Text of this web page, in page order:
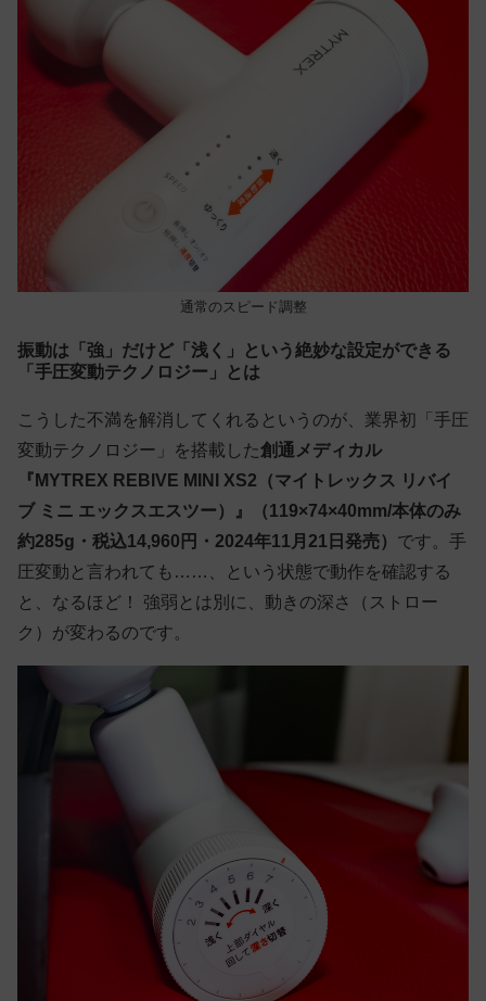
通常のスピード調整
振動は「強」だけど「浅く」という絶妙な設定ができる
「手圧変動テクノロジー」とは
こうした不満を解消してくれるというのが、業界初「手圧
変動テクノロジー」を搭載した創通メディカル
『MYTREX REBIVE MINI XS2（マイトレックス リバイ
ブ ミニ エックスエスツー）』（119×74×40mm/本体のみ
約285g・税込14,960円・2024年11月21日発売） です。手
圧変動と言われても……、という状態で動作を確認する
と、なるほど！ 強弱とは別に、動きの深さ（ストロー
ク）が変わるのです。